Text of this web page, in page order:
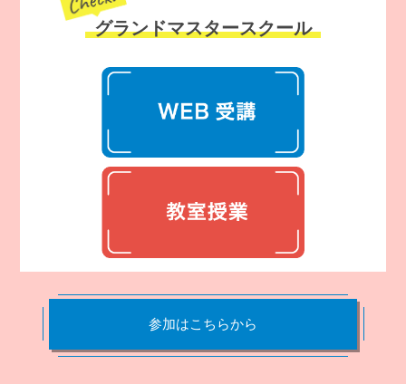
グランドマスタースクール
参加はこちらから